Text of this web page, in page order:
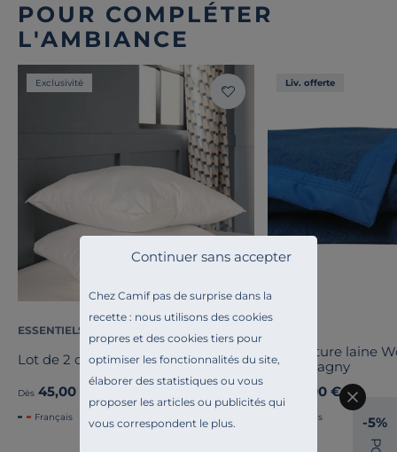
Chez Camif pas de surprise dans la
recette : nous utilisons des cookies
propres et des cookies tiers pour
optimiser les fonctionnalités du site,
élaborer des statistiques ou vous
proposer les articles ou publicités qui
vous correspondent le plus.
Continuer sans accepter
POUR COMPLÉTER
L'AMBIANCE
Exclusivité
ESSENTIELS PAR CAMIF
Lot de 2 oreillers Pacôme
Dès 45,00 €
Français
Liv. offerte
Couverture laine
Champagny
89,00 €
Français -5%
P